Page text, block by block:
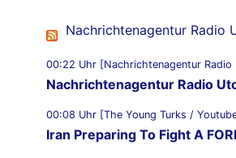
Nachrichtenagentur Radio
00:22 Uhr [Nachrichtenagentur Radio
Nachrichtenagentur Radio
00:08 Uhr [The Young Turks /
Iran Preparing To Fight A